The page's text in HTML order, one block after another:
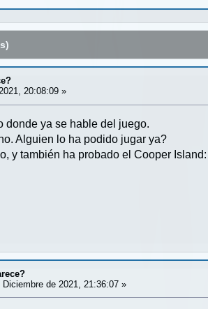
20:08:09 »
donde ya se hable del juego.
Alguien lo ha podido jugar ya?
y también ha probado el Cooper
Diciembre de 2021, 21:36:07 »